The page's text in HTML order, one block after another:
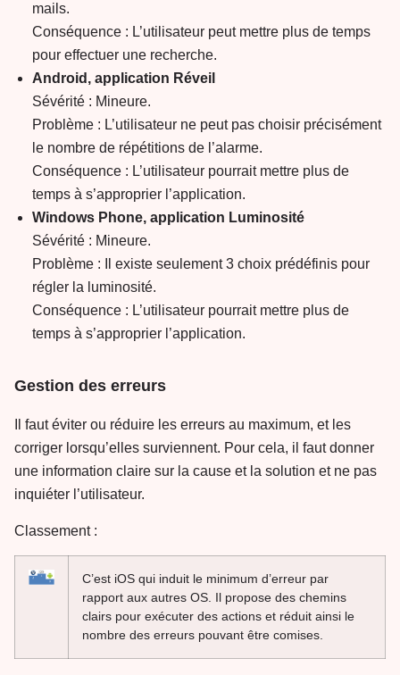
mails.
Conséquence : L’utilisateur peut mettre plus de temps
pour effectuer une recherche.
Android, application Réveil
Sévérité : Mineure.
Problème : L’utilisateur ne peut pas choisir précisément
le nombre de répétitions de l’alarme.
Conséquence : L’utilisateur pourrait mettre plus de
temps à s’approprier l’application.
Windows Phone, application Luminosité
Sévérité : Mineure.
Problème : Il existe seulement 3 choix prédéfinis pour
régler la luminosité.
Conséquence : L’utilisateur pourrait mettre plus de
temps à s’approprier l’application.
Gestion des erreurs
Il faut éviter ou réduire les erreurs au maximum, et les
corriger lorsqu’elles surviennent. Pour cela, il faut donner
une information claire sur la cause et la solution et ne pas
inquiéter l’utilisateur.
Classement :
C’est iOS qui induit le minimum d’erreur par
rapport aux autres OS. Il propose des chemins
clairs pour exécuter des actions et réduit ainsi le
nombre des erreurs pouvant être comises.